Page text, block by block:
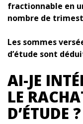
fractionnable en
nombre de
Les sommes
d’étude sont
AI-JE
LE
D’ÉTUDE ?